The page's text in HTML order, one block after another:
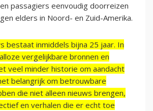
passagiers eenvoudig doorreizen
elders in Noord- en Zuid-Amerika.
bestaat inmiddels bijna 25 jaar. In
vergelijkbare bronnen en
veel minder historie om aandacht
belangrijk om betrouwbare
die niet alleen nieuws brengen,
en verhalen die er echt toe